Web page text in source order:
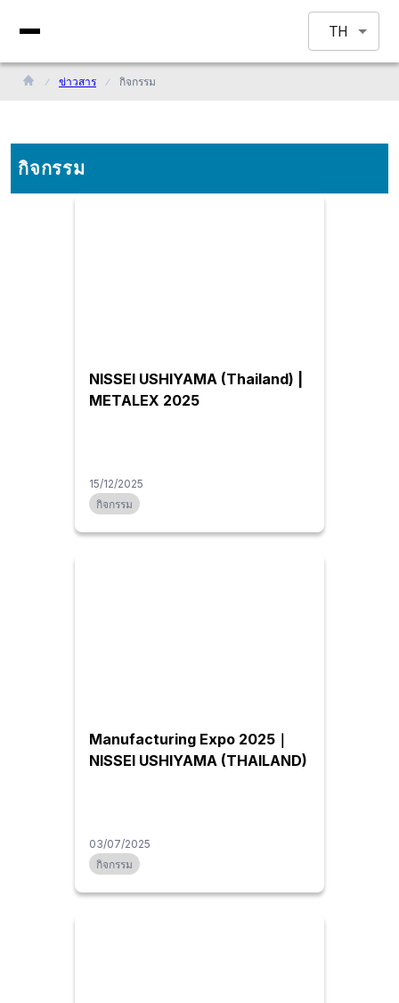
TH
ข่าวสาร กิจกรรม
กิจกรรม
NISSEI USHIYAMA (Thailand) |
METALEX 2025
15/12/2025
กิจกรรม
Manufacturing Expo 2025｜
NISSEI USHIYAMA (THAILAND)
03/07/2025
กิจกรรม